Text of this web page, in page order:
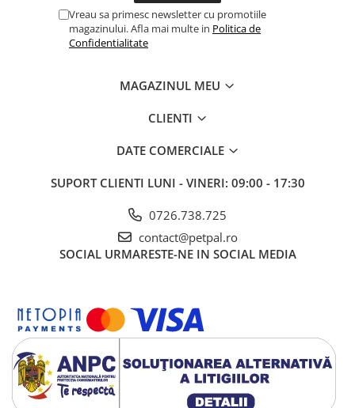
Vreau sa primesc newsletter cu promotiile
magazinului. Afla mai multe in Politica de
Confidentialitate
MAGAZINUL MEU
CLIENTI
DATE COMERCIALE
SUPORT CLIENTI LUNI - VINERI: 09:00 - 17:30
0726.738.725
contact@petpal.ro
SOCIAL URMARESTE-NE IN SOCIAL MEDIA